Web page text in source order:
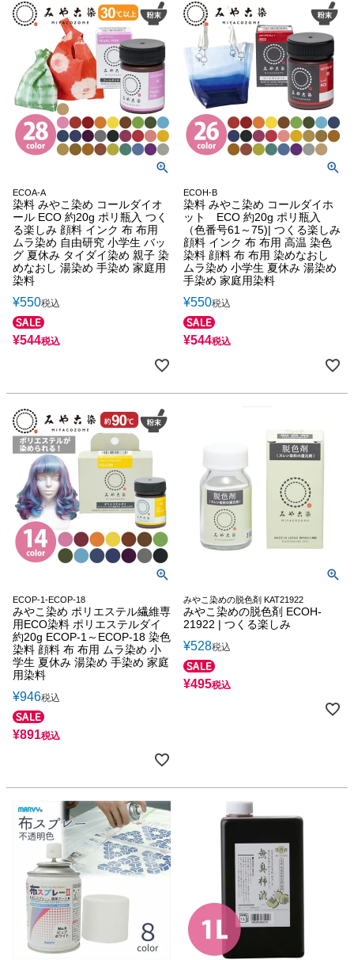
ECOA-A
染料 みやこ染め コールダイオ
ール ECO 約20g ポリ瓶入 つく
る楽しみ 顔料 インク 布 布用
ムラ染め 自由研究 小学生 バッ
グ 夏休み タイダイ染め 親子 染
めなおし 湯染め 手染め 家庭用
染料
¥550税込
¥544税込
ECOH-B
染料 みやこ染め コールダイホ
ット ECO 約20g ポリ瓶入
（色番号61～75)| つくる楽しみ
顔料 インク 布 布用 高温 染色
染料 顔料 布 布用 染めなおし
ムラ染め 小学生 夏休み 湯染め
手染め 家庭用染料
¥550税込
¥544税込
ECOP-1-ECOP-18
みやこ染め ポリエステル繊維専
用ECO染料 ポリエステルダイ
約20g ECOP-1～ECOP-18 染色
染料 顔料 布 布用 ムラ染め 小
学生 夏休み 湯染め 手染め 家庭
用染料
¥946税込
¥891税込
みやこ染めの脱色剤 KAT21922
みやこ染めの脱色剤 ECOH-
21922 | つくる楽しみ
¥528税込
¥495税込